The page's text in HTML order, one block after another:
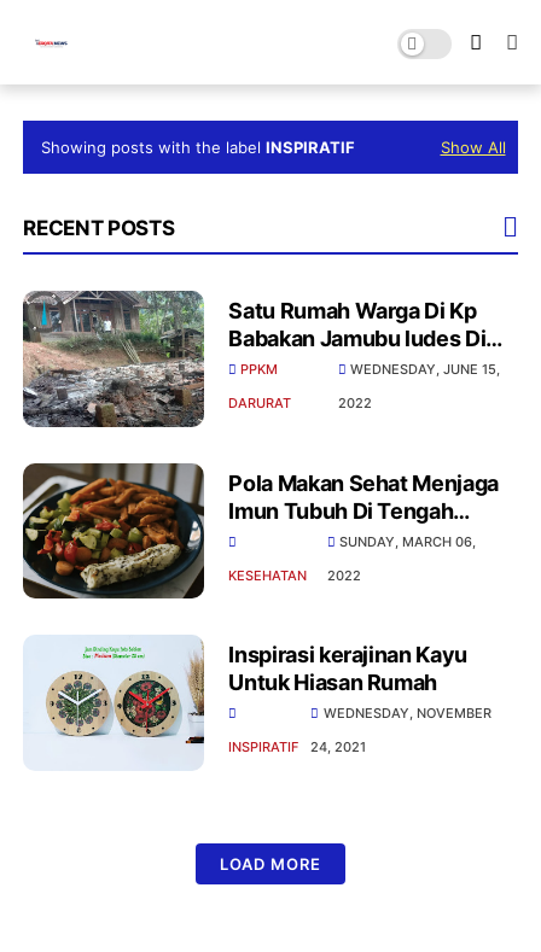
Showing posts with the labelINSPIRATIF Show All
RECENT POSTS
Satu Rumah Warga Di Kp
Babakan Jamubu ludes Di
Lalap Sijago Merah
PPKM
DARURAT
WEDNESDAY, JUNE 15,
2022
Pola Makan Sehat Menjaga
Imun Tubuh Di Tengah
Vandemi
KESEHATAN
SUNDAY, MARCH 06,
2022
Inspirasi kerajinan Kayu
Untuk Hiasan Rumah
INSPIRATIF
WEDNESDAY, NOVEMBER
24, 2021
LOAD MORE